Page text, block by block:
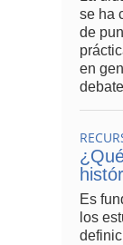
se ha
de
en
Es
los